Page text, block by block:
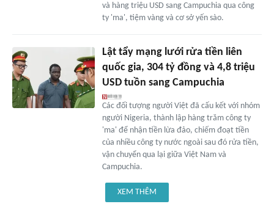
và hàng triệu USD sang Campuchia qua công
ty 'ma', tiệm vàng và cơ sở yến sào.
Lật tẩy mạng lưới rửa tiền liên
quốc gia, 304 tỷ đồng và 4,8 triệu
USD tuồn sang Campuchia
Các đối tượng người Việt đã cấu kết với nhóm
người Nigeria, thành lập hàng trăm công ty
'ma' để nhận tiền lừa đảo, chiếm đoạt tiền
của nhiều công ty nước ngoài sau đó rửa tiền,
vận chuyển qua lại giữa Việt Nam và
Campuchia.
XEM THÊM